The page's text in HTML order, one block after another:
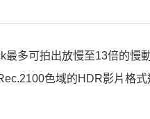
多可拍出放慢至13倍的慢
色域的HDR影片格